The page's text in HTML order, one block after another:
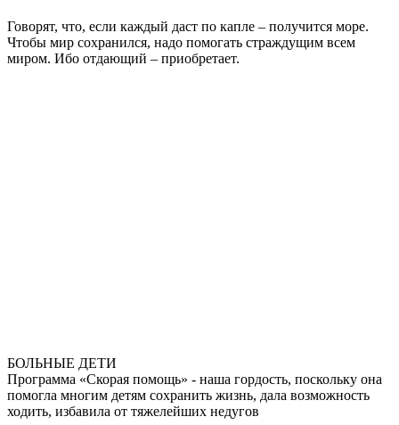
Говорят, что, если каждый даст по капле – получится море.
Чтобы мир сохранился, надо помогать страждущим всем
миром. Ибо отдающий – приобретает.
БОЛЬНЫЕ ДЕТИ
Программа «Скорая помощь» - наша гордость, поскольку она
помогла многим детям сохранить жизнь, дала возможность
ходить, избавила от тяжелейших недугов